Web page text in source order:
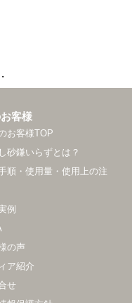
客様
お客様TOP
砂鎌いらずとは？
順・使用量・使用上の注
例
の声
ア紹介
せ